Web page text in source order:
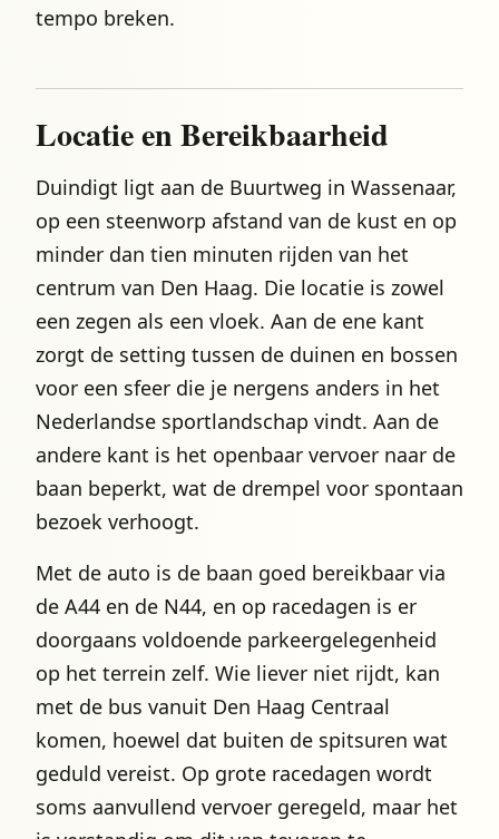
tempo breken.
Locatie en Bereikbaarheid
Duindigt ligt aan de Buurtweg in Wassenaar,
op een steenworp afstand van de kust en op
minder dan tien minuten rijden van het
centrum van Den Haag. Die locatie is zowel
een zegen als een vloek. Aan de ene kant
zorgt de setting tussen de duinen en bossen
voor een sfeer die je nergens anders in het
Nederlandse sportlandschap vindt. Aan de
andere kant is het openbaar vervoer naar de
baan beperkt, wat de drempel voor spontaan
bezoek verhoogt.
Met de auto is de baan goed bereikbaar via
de A44 en de N44, en op racedagen is er
doorgaans voldoende parkeergelegenheid
op het terrein zelf. Wie liever niet rijdt, kan
met de bus vanuit Den Haag Centraal
komen, hoewel dat buiten de spitsuren wat
geduld vereist. Op grote racedagen wordt
soms aanvullend vervoer geregeld, maar het